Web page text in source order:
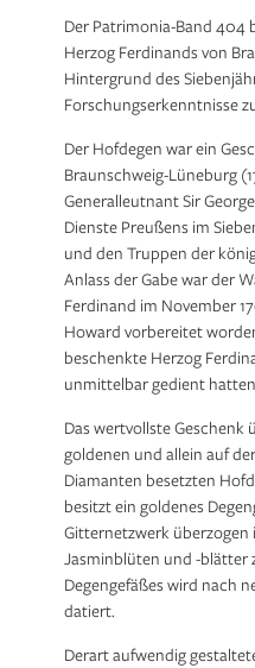
Der Patrimonia-Band 404
Herzog Ferdinands von
Hintergrund des
Forschungserkenntnisse
Der Hofdegen war ein
Braunschweig-Lüneburg
Generalleutnant Sir
Dienste Preußens im
und den Truppen der
Anlass der Gabe war der
Ferdinand im November
Howard vorbereitet
beschenkte Herzog
unmittelbar gedient
Das wertvollste Geschenk
goldenen und allein auf
Diamanten besetzten
besitzt ein goldenes
Gitternetzwerk
Jasminblüten und -blätter
Degengefäßes wird nach
datiert.
Derart aufwendig